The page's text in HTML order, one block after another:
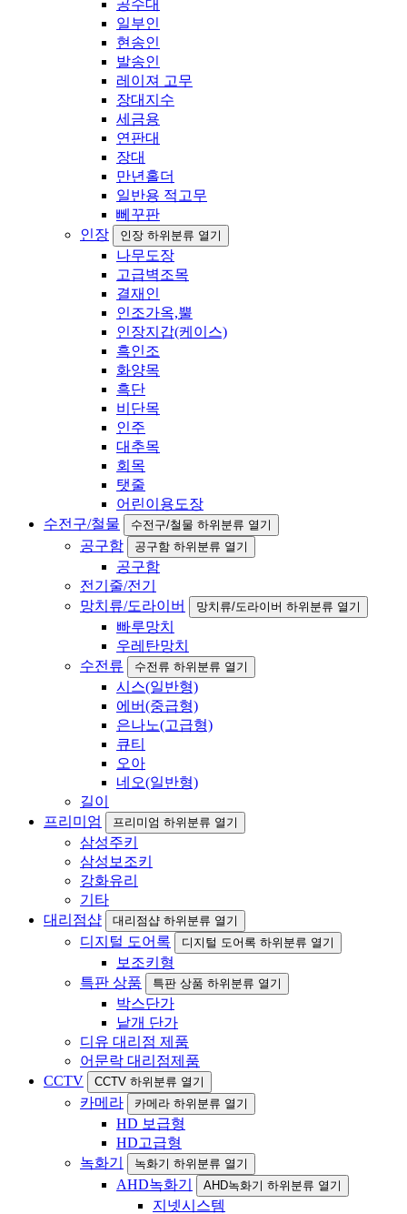
공수대
일부인
현송인
발송인
레이져 고무
장대지수
세금용
연판대
장대
만년홀더
일반용 적고무
뻬꾸판
인장
인장 하위분류 열기
나무도장
고급벽조목
결재인
인조가옥,뿔
인장지갑(케이스)
흑인조
화양목
흑단
비단목
인주
대추목
회목
탯줄
어린이용도장
수전구/철물
수전구/철물 하위분류 열기
공구함 공구함 하위분류 열기
공구함
전기줄/전기
망치류/도라이버
망치류/도라이버 하위분류 열기
빠루망치
우레탄망치
수전류
수전류 하위분류 열기
시스(일반형)
에버(중급형)
은나노(고급형)
큐티
오아
네오(일반형)
길이
프리미엄
프리미엄 하위분류 열기
삼성주키
삼성보조키
강화유리
기타
대리점샵
대리점샵 하위분류 열기
디지털 도어록 디지털 도어록 하위분류 열기
보조키형
특판 상품
특판 상품 하위분류 열기
박스단가
낱개 단가
디유 대리점 제품
어문락 대리점제품
CCTV
CCTV 하위분류 열기
카메라 카메라 하위분류 열기
HD 보급형
HD고급형
녹화기
녹화기 하위분류 열기
AHD녹화기 AHD녹화기 하위분류 열기
지넷시스템